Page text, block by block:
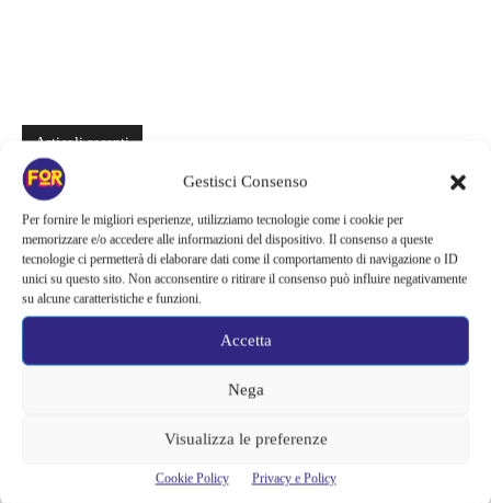
Gestisci Consenso
Per fornire le migliori esperienze, utilizziamo tecnologie come i cookie per
memorizzare e/o accedere alle informazioni del dispositivo. Il consenso a queste
tecnologie ci permetterà di elaborare dati come il comportamento di navigazione o ID
unici su questo sito. Non acconsentire o ritirare il consenso può influire negativamente
su alcune caratteristiche e funzioni.
Accetta
Nega
Visualizza le preferenze
Cookie Policy Privacy e Policy
Articoli recenti
Il creatore di Yellowstone firma un altro successo | La serie supera
Fallout e One Piece: il risultato è eccezionale
Ted Lasso cambia completamente squadra | La quarta stagione riparte
dal calcio femminile: perché è la scelta più coerente
Monster affronta il caso Lizzie Borden, Netflix svela data e prime
immagini: cosa anticipano sulla nuova stagione
Ready Player Two torna a dare segnali di vita | Zak Penn conferma il
documentari in arrivo: i titoli da non perdere